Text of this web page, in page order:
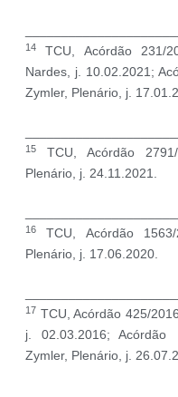
14
TCU, Acórdão 231/
Nardes, j. 10.02.2021;
Zymler, Plenário, j.
15
TCU, Acórdão
Plenário, j. 24.11.2021.
16
TCU, Acórdão
Plenário, j. 17.06.2020.
17 TCU, Acórdão 425/
j. 02.03.2016;
Zymler, Plenário, j.